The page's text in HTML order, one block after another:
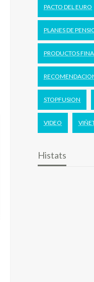
PACTO DEL EURO
PLANES DE
PRODUCTOS
STOPFUSION
VIDEO
Histats